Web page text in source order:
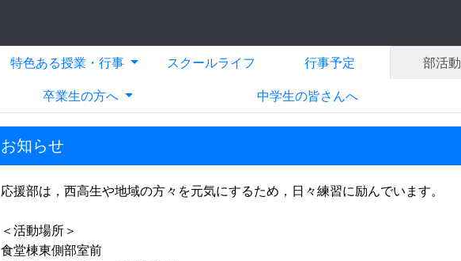
特色ある授業・行事 スクールライフ 行事予定 部活動
卒業生の方へ 中学生の皆さんへ
お知らせ
応援部は，西高生や地域の方々を元気にするため，日々練習に励んでいます。
＜活動場所＞
食堂棟東側部室前